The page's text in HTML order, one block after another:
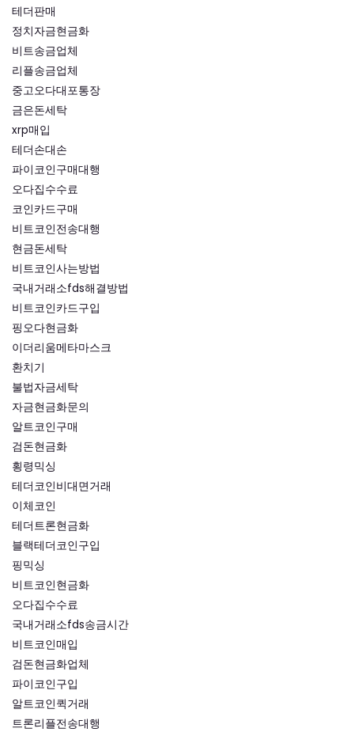
테더판매
정치자금현금화
비트송금업체
리플송금업체
중고오다대포통장
금은돈세탁
xrp매입
테더손대손
파이코인구매대행
오다집수수료
코인카드구매
비트코인전송대행
현금돈세탁
비트코인사는방법
국내거래소fds해결방법
비트코인카드구입
핑오다현금화
이더리움메타마스크
환치기
불법자금세탁
자금현금화문의
알트코인구매
검돈현금화
횡령믹싱
테더코인비대면거래
이체코인
테더트론현금화
블랙테더코인구입
핑믹싱
비트코인현금화
오다집수수료
국내거래소fds송금시간
비트코인매입
검돈현금화업체
파이코인구입
알트코인퀵거래
트론리플전송대행